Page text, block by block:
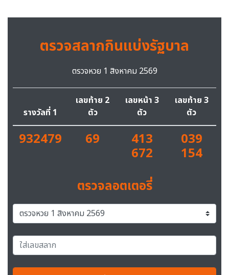
ตรวจสลากกินแบ่งรัฐบาล
ตรวจหวย 1 สิงหาคม 2569
รางวัลที่ 1
เลขท้าย 2
ตัว
เลขหน้า 3
ตัว
เลขท้าย 3
ตัว
932479 69 413
672
039
154
ตรวจลอตเตอรี่